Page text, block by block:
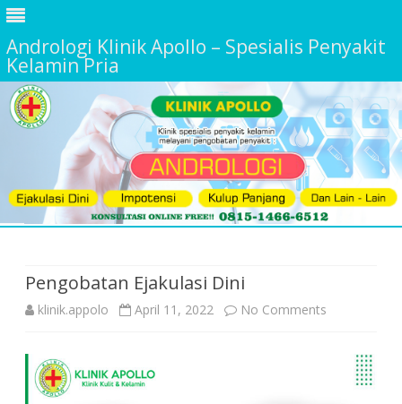
Andrologi Klinik Apollo – Spesialis Penyakit
Kelamin Pria
Pengobatan Ejakulasi Dini
klinik.appolo April 11, 2022 No Comments
Ejakulasi